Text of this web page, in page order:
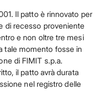
Il patto è rinnovato per
di recesso proveniente
e non oltre tre mesi
tale momento fosse in
di FIMIT s.p.a.
il patto avrà durata
nel registro delle